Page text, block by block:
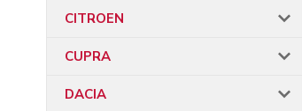
CITROEN
CUPRA
DACIA